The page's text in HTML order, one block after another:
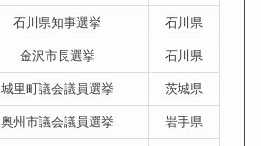
石川県知事選挙 石川県
金沢市長選挙 石川県
城里町議会議員選挙 茨城県
奥州市議会議員選挙 岩手県